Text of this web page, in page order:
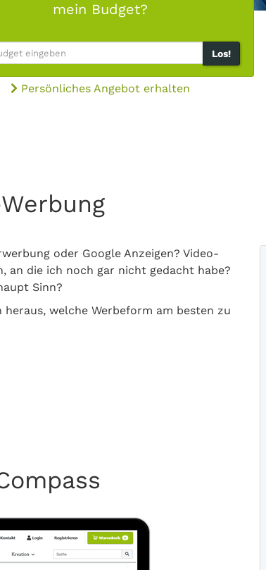
mein Budget?
Los!
Persönliches Angebot erhalten
oder Google Anzeigen? Video-
an die ich noch gar nicht gedacht habe?
Sinn?
welche Werbeform am besten zu